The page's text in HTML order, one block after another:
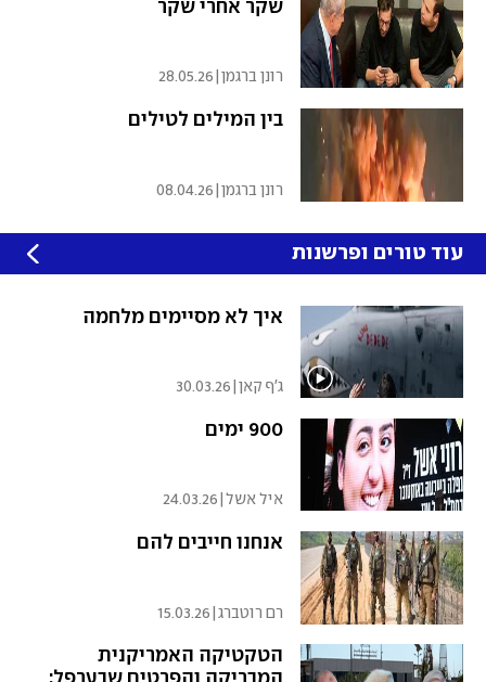
שקר אחרי שקר
רונן ברגמן|
28.05.26
בין המילים לטילים
רונן ברגמן|
08.04.26
עוד טורים ופרשנות
איך לא מסיימים מלחמה
ג'ף קאן|
30.03.26
900 ימים
איל אשל|
24.03.26
אנחנו חייבים להם
רם רוטברג|
15.03.26
הטקטיקה האמריקנית